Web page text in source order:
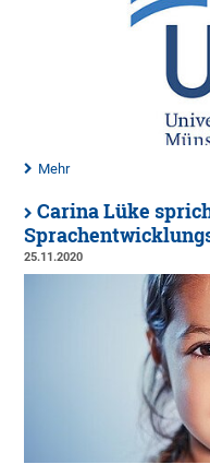
Mehr
Carina Lüke
25.11.2020